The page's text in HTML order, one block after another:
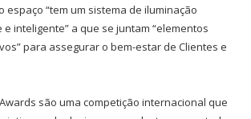
espaço “tem um sistema de iluminação
inteligente” a que se juntam “elementos
para assegurar o bem-estar de Clientes e
são uma competição internacional que